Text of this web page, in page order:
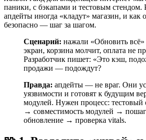
паники, с бэкапами и тестовым стендом.
апдейты иногда «кладут» магазин, и как
безопасно — шаг за шагом.
Сценарий: нажали «Обновить
экран, корзина молчит, оплата не
Разработчик пишет: «Это кэш,
продажи — подождут?
Правда: апдейты — не враг. Они
уязвимости и готовят к будущим
модулей. Нужен процесс: тестовый
→ совместимость модулей →
обновление → проверка vitals.